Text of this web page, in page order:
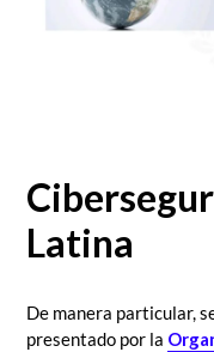
Latina
De manera particular,
presentado por la